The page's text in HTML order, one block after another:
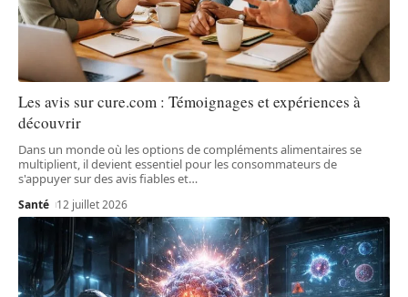
Les avis sur cure.com : Témoignages et expériences à
découvrir
Dans un monde où les options de compléments alimentaires se
multiplient, il devient essentiel pour les consommateurs de
s'appuyer sur des avis fiables et…
Santé 12 juillet 2026